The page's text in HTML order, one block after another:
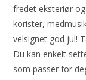
fredet eksteriør
korister,
velsignet god jul!
Du kan enkelt
som passer for